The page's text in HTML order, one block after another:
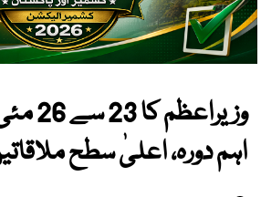
اہم دورہ، اعلیٰ سطح